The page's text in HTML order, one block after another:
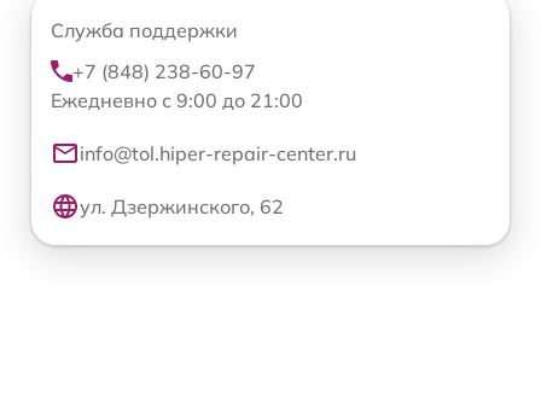
Служба поддержки
+7 (848) 238-60-97
Ежедневно с 9:00 до 21:00
info@tol.hiper-repair-center.ru
ул. Дзержинского, 62